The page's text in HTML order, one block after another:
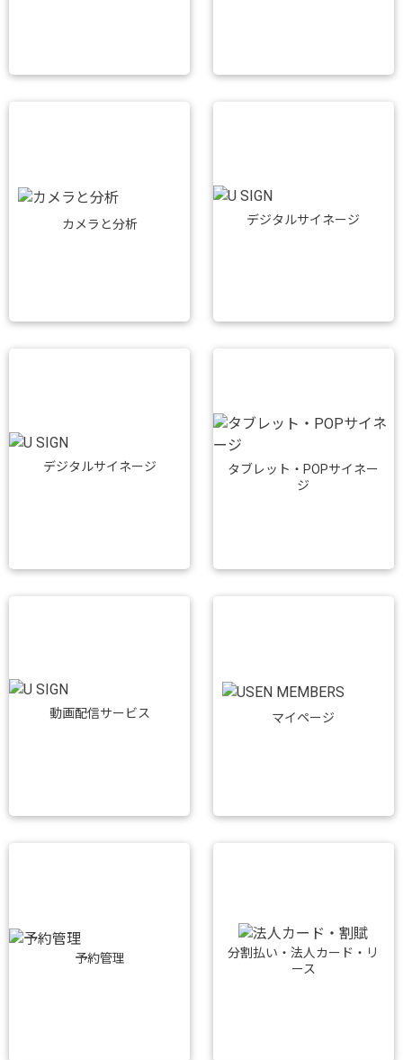
カメラと分析 デジタルサイネージ
デジタルサイネージ
タブレット・POPサイネー
ジ
動画配信サービス マイページ
予約管理
分割払い・法人カード・リ
ース